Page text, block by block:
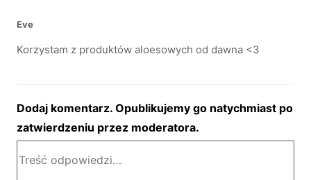
Eve
Korzystam z produktów aloesowych od dawna <3
Dodaj komentarz. Opublikujemy go natychmiast po
zatwierdzeniu przez moderatora.